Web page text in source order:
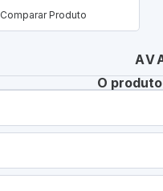
Comparar Produto
O